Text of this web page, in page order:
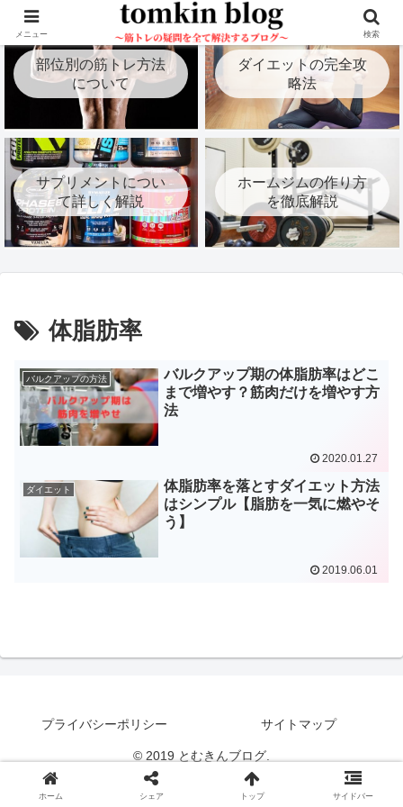
部位別の筋トレ方法
について
ダイエットの完全攻
略法
サプリメントについ
て詳しく解説
ホームジムの作り方
を徹底解説
体脂肪率
バルクアップの方法
バルクアップ期の体脂肪率はどこ
まで増やす？筋肉だけを増やす方
法
2020.01.27
ダイエット
体脂肪率を落とすダイエット方法
はシンプル【脂肪を一気に燃やそ
う】
2019.06.01
プライバシーポリシー サイトマップ
© 2019 とむきんブログ.
メニュー 検索
ホーム シェア トップ サイドバー